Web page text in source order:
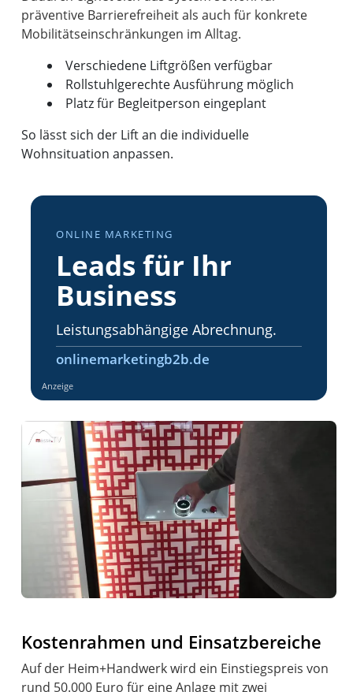
präventive Barrierefreiheit als auch für konkrete
Verschiedene Liftgrößen verfügbar
Rollstuhlgerechte Ausführung möglich
Platz für Begleitperson eingeplant
So lässt sich der Lift an die individuelle
Wohnsituation anpassen.
ONLINE MARKETING
Leads für Ihr
Business
Leistungsabhängige Abrechnung.
onlinemarketingb2b.de
Anzeige
Kostenrahmen und Einsatzbereiche
Auf der Heim+Handwerk wird ein Einstiegspreis von
rund 50.000 Euro für eine Anlage mit zwei